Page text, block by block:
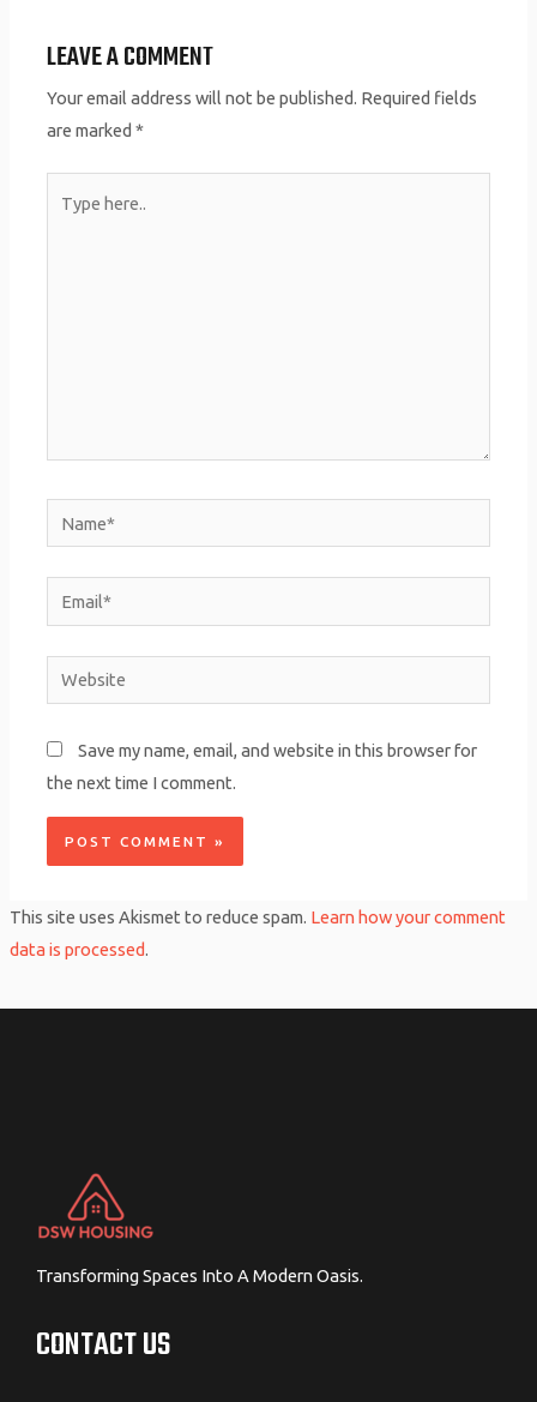
LEAVE A COMMENT
Your email address will not be published. Required fields
are marked*
here..
Name*
Email*
Website
Save my name, email, and website in this browser for
the next time I comment.
This site uses Akismet to reduce spam. Learn how your comment
data is processed.
Transforming Spaces Into A Modern Oasis.
CONTACT US